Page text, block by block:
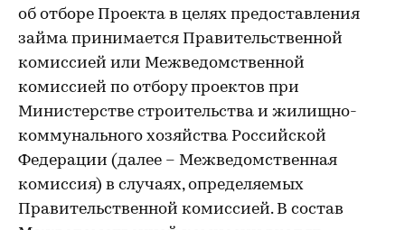
об отборе Проекта в целях предоставления
займа принимается Правительственной
комиссией или Межведомственной
комиссией по отбору проектов при
Министерстве строительства и жилищно-
коммунального хозяйства Российской
Федерации (далее – Межведомственная
комиссия) в случаях, определяемых
Правительственной комиссией. В состав